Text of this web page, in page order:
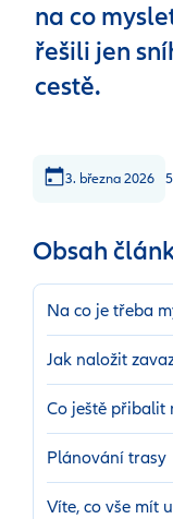
na co
řešili jen
cestě.
3. března 2026
Obsah
Na co je třeba
Jak naložit
Co ještě přibalit
Plánování trasy
Víte, co vše mít